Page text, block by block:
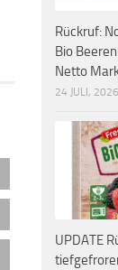
Rückruf:
Bio
Netto
24 JULI, 2026
UPDATE